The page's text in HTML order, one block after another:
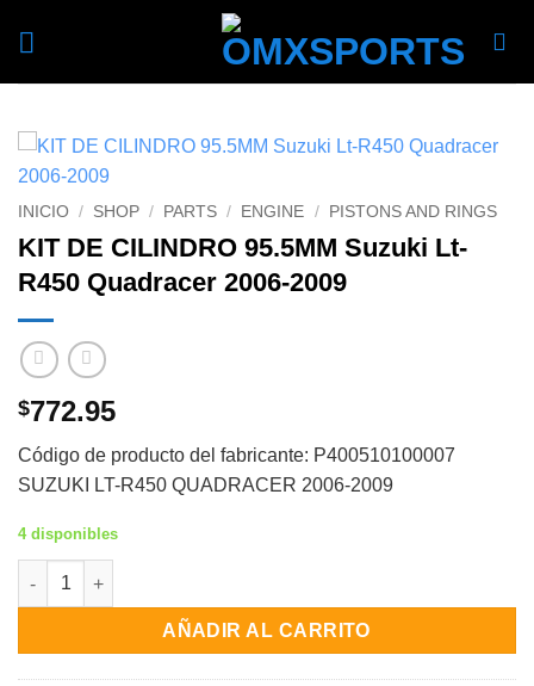
INICIO / SHOP / PARTS / ENGINE / PISTONS AND RINGS
KIT DE CILINDRO 95.5MM Suzuki Lt-
R450 Quadracer 2006-2009
$772.95
Código de producto del fabricante: P400510100007
SUZUKI LT-R450 QUADRACER 2006-2009
4 disponibles
KIT DE CILINDRO 95.5MM Suzuki Lt-R450 Quadracer 2006-
AÑADIR AL CARRITO